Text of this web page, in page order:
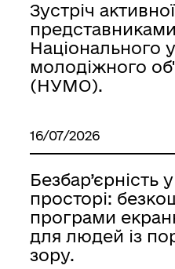
Зустріч
представниками
Національного
молодіжного
(НУМО).
16/07/2026
просторі:
програми
для людей із
зору.